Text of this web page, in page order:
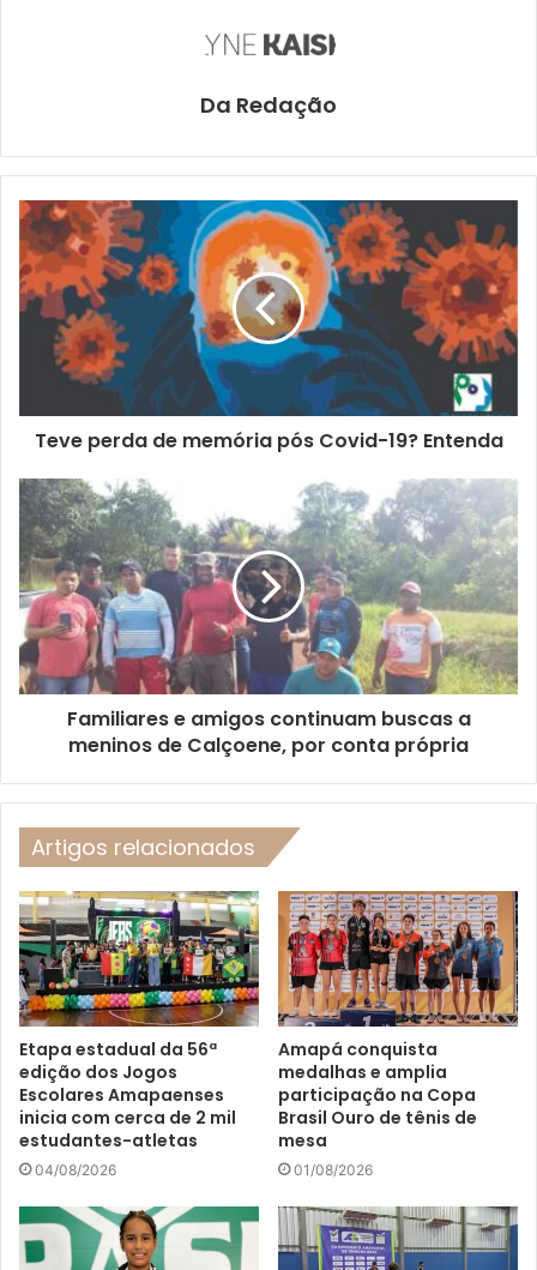
Da Redação
Teve perda de memória pós Covid-19? Entenda
Familiares e amigos continuam buscas a
meninos de Calçoene, por conta própria
Artigos relacionados
Etapa estadual da 56ª
edição dos Jogos
Escolares Amapaenses
inicia com cerca de 2 mil
estudantes-atletas
04/08/2026
Amapá conquista
medalhas e amplia
participação na Copa
Brasil Ouro de tênis de
mesa
01/08/2026